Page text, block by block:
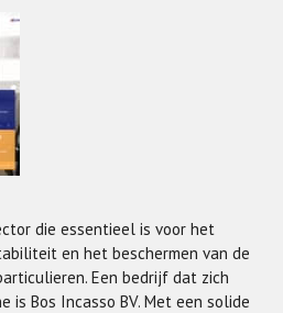
die essentieel is voor het
en het beschermen van de
Een bedrijf dat zich
is Bos Incasso BV. Met een solide